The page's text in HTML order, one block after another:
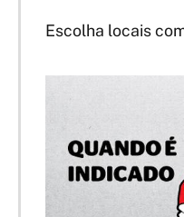
Escolha locais